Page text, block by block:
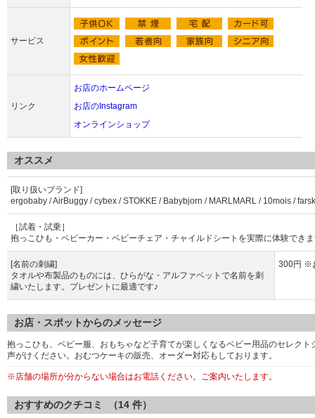
サービス
リンク
お店のホームページ
お店のInstagram
オンラインショップ
オススメ
[取り扱いブランド]
ergobaby / AirBuggy / cybex / STOKKE / Babybjorn / MARLMARL / 10mois /
［試着・試乗］
抱っこひも・ベビーカー・ベビーチェア・チャイルドシートを実際に体験でき
[名前の刺繍]
タオルや布製品のものには、ひらがな・アルファベットで名前を刺
繍いたします。プレゼントに最適です♪
300円 ※
お店・スポットからのメッセージ
抱っこひも、ベビー服、おもちゃなど子育てが楽しくなるベビー用品のセレク
声がけください。おむつケーキの販売、オーダー対応もしております。
※店舗の場所が分からない場合はお電話ください。ご案内いたします。
おすすめのクチコミ （14 件）